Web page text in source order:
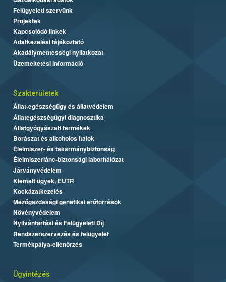
Felügyeleti szervünk
Projektek
Kapcsolódó linkek
Adatkezelési tájékoztató
Akadálymentességi nyilatkozat
Üzemeltetési információ
Szakterületek
Állat-egészségügy és állatvédelem
Állategészségügyi diagnosztika
Állatgyógyászati termékek
Borászat és alkoholos italok
Élelmiszer- és takarmánybiztonság
Élelmiszerlánc-biztonsági laborhálózat
Járványvédelem
Kiemelt ügyek, EUTR
Kockázatkezelés
Mezőgazdasági genetikai erőforrások
Növényvédelem
Nyilvántartási és Felügyeleti Díj
Rendszerszervezés és felügyelet
Termékpálya-ellenőrzés
Ügyintézés